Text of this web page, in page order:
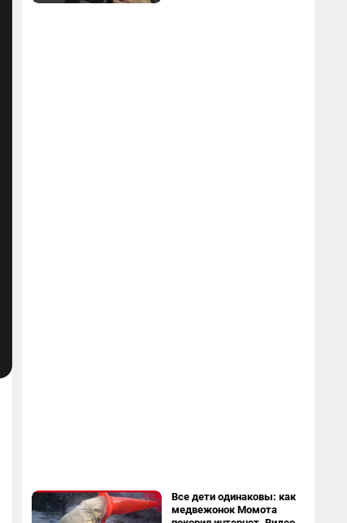
Все дети одинаковы: как
медвежонок Момота